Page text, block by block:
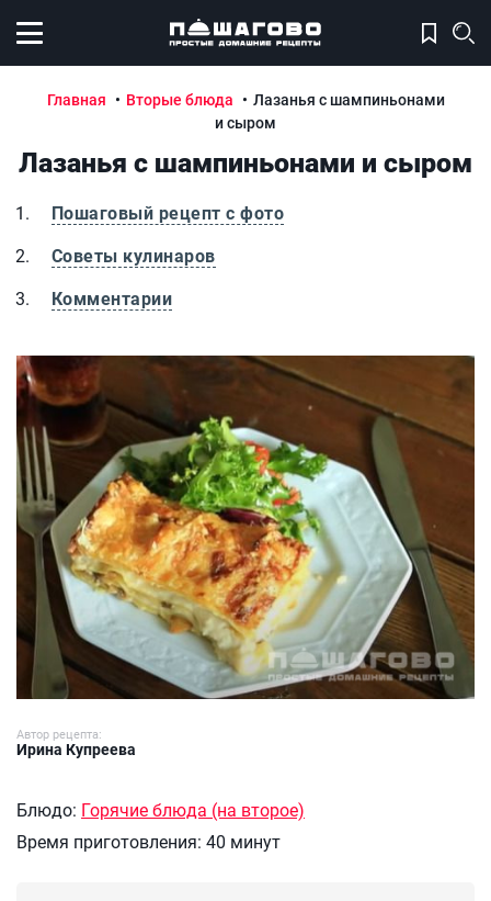
Открыть меню
Главная Вторые блюда
Лазанья с шампиньонами
и сыром
Лазанья с шампиньонами и сыром
Пошаговый рецепт с фото
Советы кулинаров
Комментарии
Лазанья с шампиньонами и сыром
Автор рецепта:
Ирина Купреева
Блюдо: Горячие блюда (на второе)
Время приготовления: 40 минут